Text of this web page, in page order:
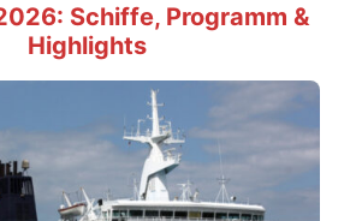
Schiffe, Programm &
Highlights